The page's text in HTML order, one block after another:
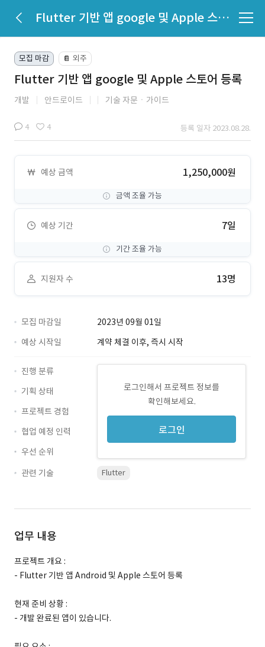
Flutter 기반 앱 google 및 Apple 스토어 등록
모집 마감 📔 외주
Flutter 기반 앱 google 및 Apple 스토어 등록
개발 안드로이드 기술 자문ㆍ가이드
4 4 등록 일자 2023.08.28.
예상 금액 1,250,000원
금액 조율 가능
예상 기간 7일
기간 조율 가능
지원자 수 13명
모집 마감일
2023년 09월 01일
예상 시작일
계약 체결 이후, 즉시 시작
로그인해서 프로젝트 정보를
확인해보세요.
로그인
진행 분류
기획 상태
프로젝트 경험
협업 예정 인력
우선 순위
관련 기술
Flutter
업무 내용
프로젝트 개요 :
- Flutter 기반 앱 Android 및 Apple 스토어 등록
현재 준비 상황 :
- 개발 완료된 앱이 있습니다.